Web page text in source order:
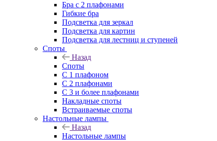
Бра с 2 плафонами
Гибкие бра
Подсветка для зеркал
Подсветка для картин
Подсветка для лестниц и ступеней
Споты
Назад
Споты
С 1 плафоном
С 2 плафонами
С 3 и более плафонами
Накладные споты
Встраиваемые споты
Настольные лампы
Назад
Настольные лампы